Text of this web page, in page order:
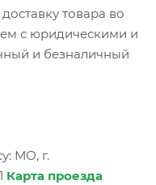
товара во
с юридическими и
и безналичный
МО, г.
Карта проезда